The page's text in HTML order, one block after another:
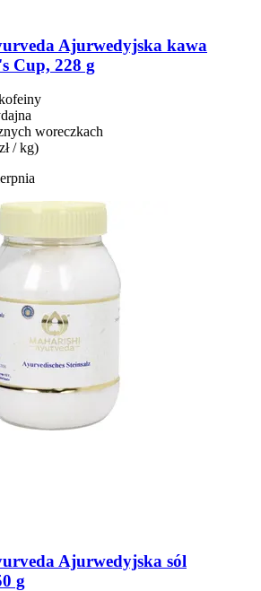
Ajurwedyjska kawa
Cup, 228 g
woreczkach
/ kg)
Ajurwedyjska sól
g